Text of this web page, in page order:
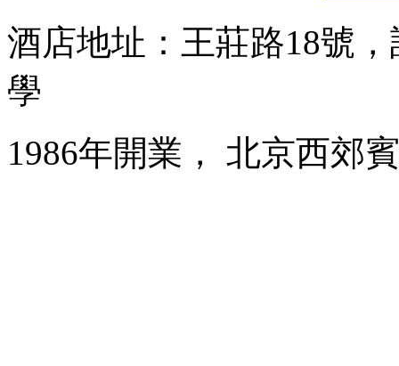
酒店地址：王莊路18號
學
1986年開業， 北京西